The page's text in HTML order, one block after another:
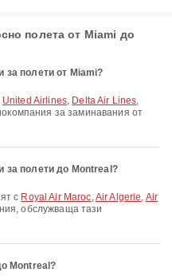
полета от Miami до
за полети от Miami?
United Airlines, Delta Air Lines,
за заминавания от
за полети до Montreal?
с Royal Air Maroc,Air Algerie, Air
обслужваща тази
Montreal?